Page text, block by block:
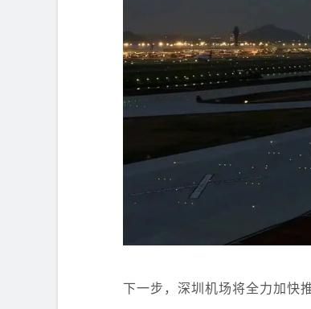
下一步，深圳机场将全力加快